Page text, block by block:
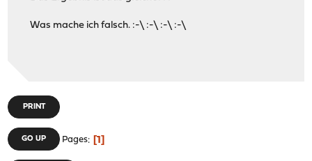
Was mache ich falsch. :-\ :-\ :-\ :-\
PRINT
GO UP Pages 1